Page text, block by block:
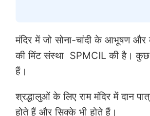
मंदिर में जो सोना-चांदी के आभूषण और
की मिंट संस्था SPMCIL की है।
हैं।
श्रद्धालुओं के लिए राम मंदिर में दान
होते हैं और सिक्के भी होते हैं।